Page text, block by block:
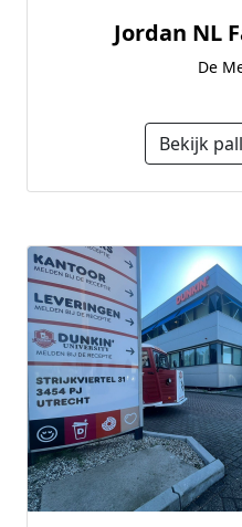
Jordan NL
De
Bekijk